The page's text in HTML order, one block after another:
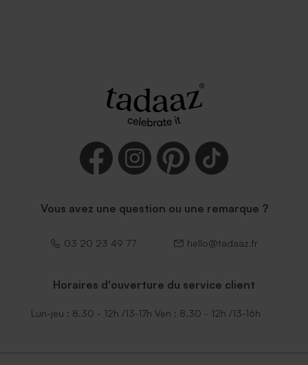
Vous avez une question ou une remarque ?
03 20 23 49 77 hello@tadaaz.fr
Horaires d'ouverture du service client
Lun-jeu : 8.30 - 12h /13-17h Ven : 8.30 - 12h /13-16h